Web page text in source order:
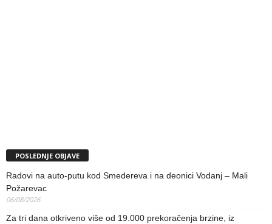
POSLEDNJE OBJAVE
Radovi na auto-putu kod Smedereva i na deonici Vodanj – Mali
Požarevac
06/08/2026
Za tri dana otkriveno više od 19.000 prekoračenja brzine, iz